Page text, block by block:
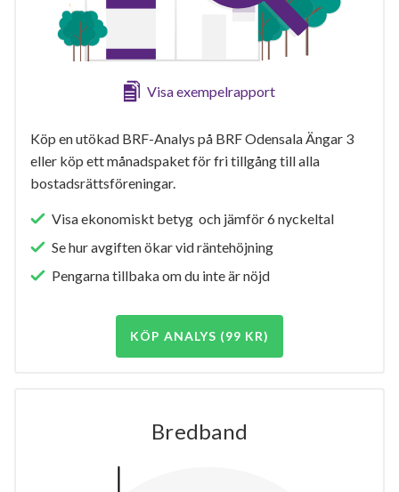
Visa exempelrapport
Köp en utökad BRF-Analys på BRF Odensala Ängar 3
eller köp ett månadspaket för fri tillgång till alla
bostadsrättsföreningar.
Visa ekonomiskt betyg och jämför 6 nyckeltal
Se hur avgiften ökar vid räntehöjning
Pengarna tillbaka om du inte är nöjd
KÖP ANALYS (99 KR)
Bredband